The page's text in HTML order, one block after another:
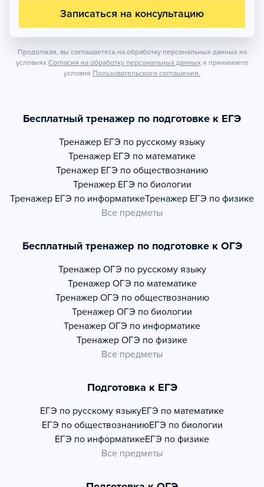
Записаться на консультацию
Продолжая, вы соглашаетесь на обработку персональных данных на
условиях Согласия на обработку персональных данных и принимаете
условия Пользовательского соглашения.
Бесплатный тренажер по подготовке к ЕГЭ
Тренажер ЕГЭ по русскому языку
Тренажер ЕГЭ по математике
Тренажер ЕГЭ по обществознанию
Тренажер ЕГЭ по биологии
Тренажер ЕГЭ по информатикеТренажер ЕГЭ по физике
Все предметы
Бесплатный тренажер по подготовке к ОГЭ
Тренажер ОГЭ по русскому языку
Тренажер ОГЭ по математике
Тренажер ОГЭ по обществознанию
Тренажер ОГЭ по биологии
Тренажер ОГЭ по информатике
Тренажер ОГЭ по физике
Все предметы
Подготовка к ЕГЭ
ЕГЭ по русскому языкуЕГЭ по математике
ЕГЭ по обществознаниюЕГЭ по биологии
ЕГЭ по информатикеЕГЭ по физике
Все предметы